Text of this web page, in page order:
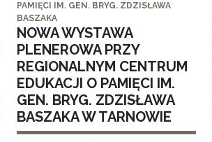
PAMIĘCI IM. GEN. BRYG. ZDZISŁAWA
BASZAKA
NOWA WYSTAWA
PLENEROWA PRZY
REGIONALNYM CENTRUM
EDUKACJI O PAMIĘCI IM.
GEN. BRYG. ZDZISŁAWA
BASZAKA W TARNOWIE